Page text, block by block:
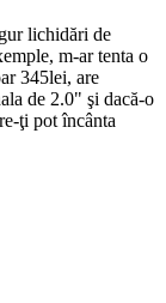
lichidări de
m-ar tenta o
345lei, are
de 2.0" şi dacă-o
ţi pot încânta